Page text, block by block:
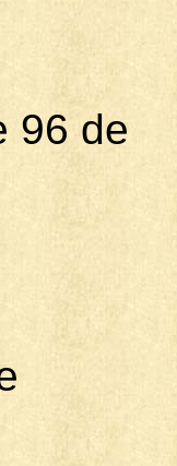
96 de